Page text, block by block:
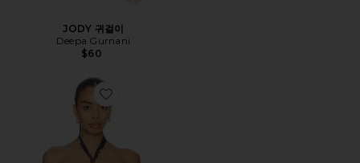
JODY 귀걸이
Deepa Gurnani
$60
Favorite TOP 탑